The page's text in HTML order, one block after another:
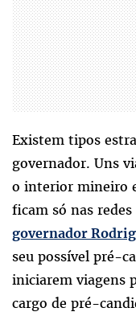
Existem tipos
governador. Uns
o interior mineiro
ficam só nas redes
governador
seu possível pré-
iniciarem viagens
cargo de pré-